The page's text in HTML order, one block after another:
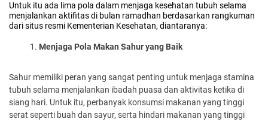
Untuk itu ada lima pola dalam menjaga kesehatan tubuh selama
menjalankan aktifitas di bulan ramadhan berdasarkan rangkuman
dari situs resmi Kementerian Kesehatan, diantaranya:
Menjaga Pola Makan Sahur yang Baik
Sahur memiliki peran yang sangat penting untuk menjaga stamina
tubuh selama menjalankan ibadah puasa dan aktivitas ketika di
siang hari. Untuk itu, perbanyak konsumsi makanan yang tinggi
serat seperti buah dan sayur, serta hindari makanan yang tinggi